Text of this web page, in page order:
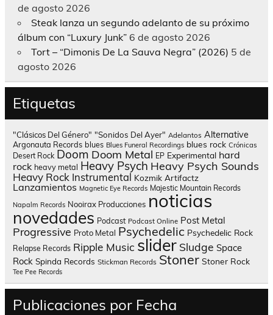
de agosto 2026
Steak lanza un segundo adelanto de su próximo
álbum con “Luxury Junk” 6 de agosto 2026
Tort – “Dimonis De La Sauva Negra” (2026) 5 de
agosto 2026
Etiquetas
"Clásicos Del Género" "Sonidos Del Ayer" Adelantos Alternative
Argonauta Records blues Blues Funeral Recordings blues rock Crónicas
Desert Rock Doom Doom Metal EP Experimental hard
rock heavy metal Heavy Psych Heavy Psych Sounds
Heavy Rock Instrumental Kozmik Artifactz
Lanzamientos Magnetic Eye Records Majestic Mountain Records
Napalm Records Nooirax Producciones noticias
novedades Podcast Podcast Online Post Metal
Progressive Proto Metal Psychedelic Psychedelic Rock
Relapse Records Ripple Music slider Sludge Space
Rock Spinda Records Stickman Records Stoner Stoner Rock
Tee Pee Records
Publicaciones por Fecha